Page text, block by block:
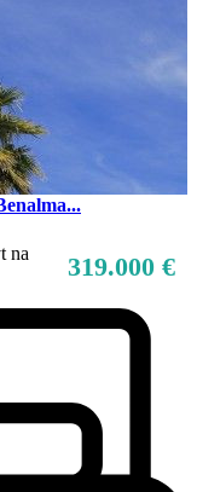
319.000 €
na